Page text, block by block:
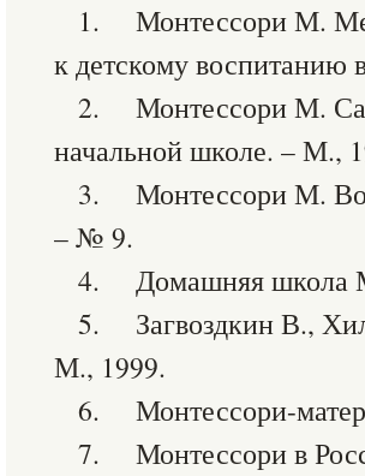
1. Монтессори М.
к детскому воспитанию
2. Монтессори М.
начальной школе. – М.,
3. Монтессори М.
– № 9.
4. Домашняя школа
5. Загвоздкин В.,
М., 1999.
6. Монтессори-
7. Монтессори в